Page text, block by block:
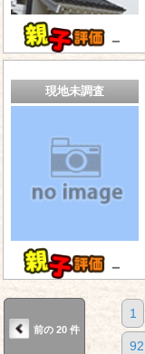
－
現地未調査
－
前の 20 件
1
92